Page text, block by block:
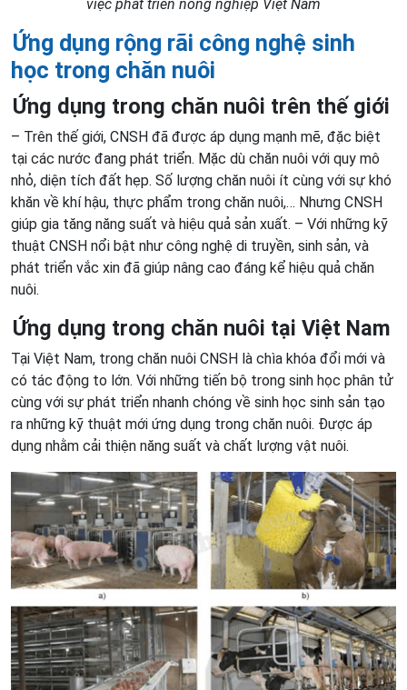
việc phát triển nông nghiệp Việt Nam
Ứng dụng rộng rãi công nghệ sinh
học trong chăn nuôi
Ứng dụng trong chăn nuôi trên thế giới
– Trên thế giới, CNSH đã được áp dụng mạnh mẽ, đặc biệt
tại các nước đang phát triển. Mặc dù chăn nuôi với quy mô
nhỏ, diện tích đất hẹp. Số lượng chăn nuôi ít cùng với sự khó
khăn về khí hậu, thực phẩm trong chăn nuôi,… Nhưng CNSH
giúp gia tăng năng suất và hiệu quả sản xuất. – Với những kỹ
thuật CNSH nổi bật như công nghệ di truyền, sinh sản, và
phát triển vắc xin đã giúp nâng cao đáng kể hiệu quả chăn
nuôi.
Ứng dụng trong chăn nuôi tại Việt Nam
Tại Việt Nam, trong chăn nuôi CNSH là chìa khóa đổi mới và
có tác động to lớn. Với những tiến bộ trong sinh học phân tử
cùng với sự phát triển nhanh chóng về sinh học sinh sản tạo
ra những kỹ thuật mới ứng dụng trong chăn nuôi. Được áp
dụng nhằm cải thiện năng suất và chất lượng vật nuôi.